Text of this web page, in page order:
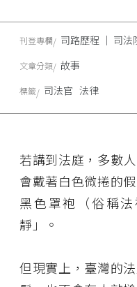
若講到法庭，多數
會戴著白色微捲的
黑色罩袍（俗稱
靜」。
但現實上，臺灣的
刊登專欄 司路歷程 │ 司法
文章分類 故事
標籤 司法官 法律